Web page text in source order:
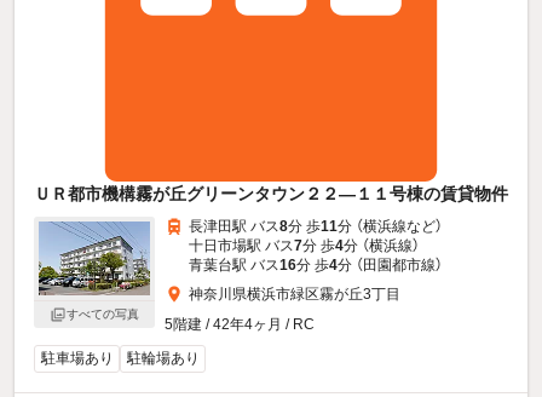
ＵＲ都市機構霧が丘グリーンタウン２２—１１号棟の賃貸物件
すべての写真
長津田駅 バス8分 歩11分 （横浜線など）
十日市場駅 バス7分 歩4分 （横浜線）
青葉台駅 バス16分 歩4分 （田園都市線）
神奈川県横浜市緑区霧が丘3丁目
5階建 / 42年4ヶ月 / RC
駐車場あり
駐輪場あり